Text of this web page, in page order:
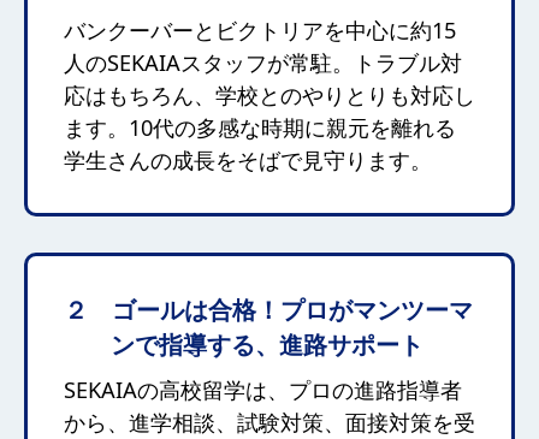
バンクーバーとビクトリアを中心に約15
人のSEKAIAスタッフが常駐。トラブル対
応はもちろん、学校とのやりとりも対応し
ます。10代の多感な時期に親元を離れる
学生さんの成長をそばで見守ります。
２ ゴールは合格！プロがマンツーマ
ンで指導する、進路サポート
SEKAIAの高校留学は、プロの進路指導者
から、進学相談、試験対策、面接対策を受